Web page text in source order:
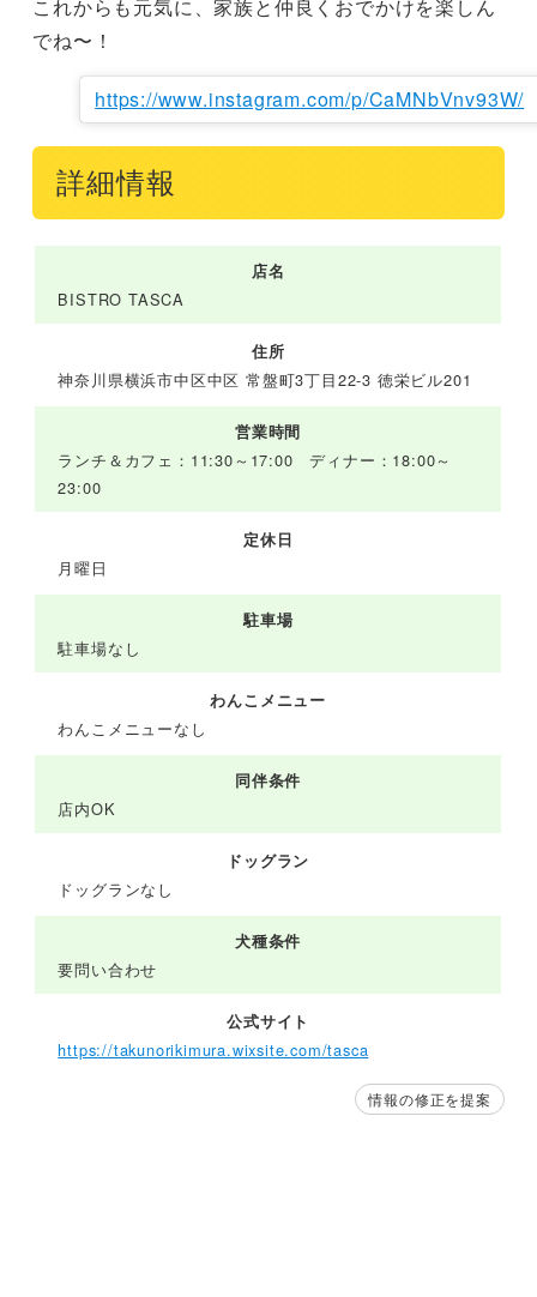
これからも元気に、家族と仲良くおでかけを楽しん
でね〜！
https://www.instagram.com/p/CaMNbVnv93W/
詳細情報
店名
BISTRO TASCA
住所
神奈川県横浜市中区中区 常盤町3丁目22-3 徳栄ビル201
営業時間
ランチ＆カフェ：11:30～17:00 ディナー：18:00～
23:00
定休日
月曜日
駐車場
駐車場なし
わんこメニュー
わんこメニューなし
同伴条件
店内OK
ドッグラン
ドッグランなし
犬種条件
要問い合わせ
公式サイト
https://takunorikimura.wixsite.com/tasca
情報の修正を提案